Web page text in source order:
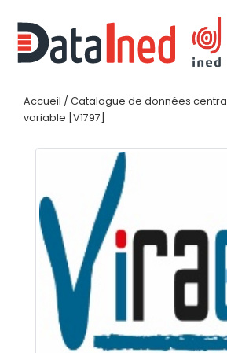
Accueil / Catalogue de données
variable [V1797]